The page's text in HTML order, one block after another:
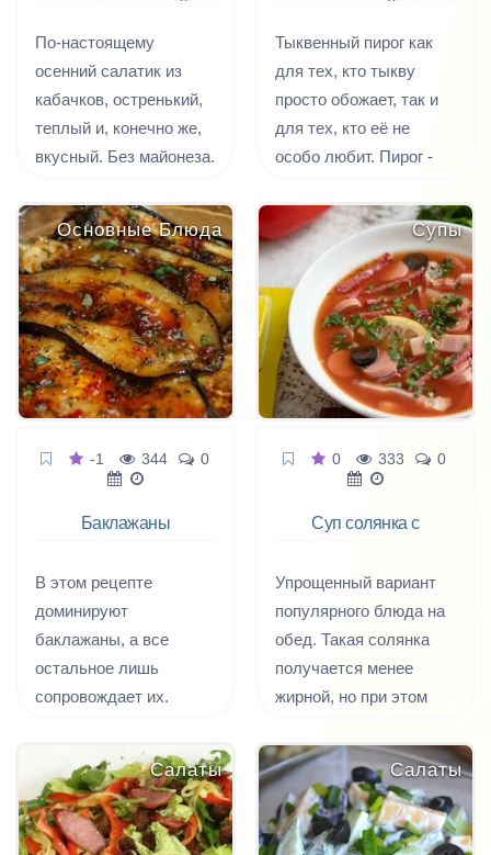
По-настоящему
осенний салатик из
кабачков, остренький,
теплый и, конечно же,
вкусный. Без майонеза.
лимоном
Тыквенный пирог как
для тех, кто тыкву
просто обожает, так и
для тех, кто её не
особо любит. Пирог -
готовить просто. Если у
вас еще осталась с
осени хоть одна
тыковка, смело
готовьте.
Основные Блюда
-1 344 0
Баклажаны
В этом рецепте
доминируют
баклажаны, а все
остальное лишь
сопровождает их.
петрушка являются
наиболее
распространенными и
удачными спутниками
Супы
0 333 0
Суп солянка с
Упрощенный вариант
популярного блюда на
обед. Такая солянка
получается менее
жирной, но при этом
Салаты Салаты